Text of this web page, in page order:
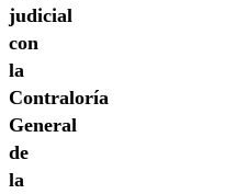
judicial
con
la
Contraloría
General
de
la